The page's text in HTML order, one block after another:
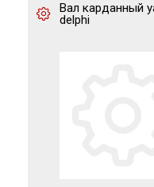
Вал карданный
delphi